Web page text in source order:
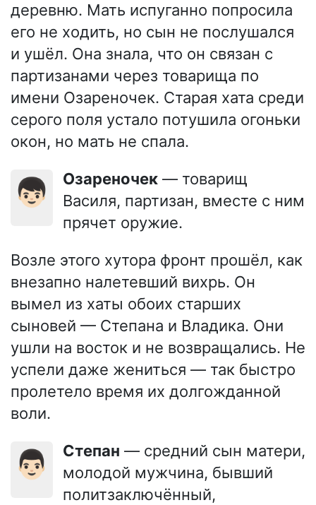
деревню. Мать испуганно попросила
его не ходить, но сын не послушался
и ушёл. Она знала, что он связан с
партизанами через товарища по
имени Озареночек. Старая хата среди
серого поля устало потушила огоньки
окон, но мать не спала.
👦🏻 Озареночек — товарищ
Василя, партизан, вместе с ним
прячет оружие.
Возле этого хутора фронт прошёл, как
внезапно налетевший вихрь. Он
вымел из хаты обоих старших
сыновей — Степана и Владика. Они
ушли на восток и не возвращались. Не
успели даже жениться — так быстро
пролетело время их долгожданной
воли.
👨🏻 Степан — средний сын матери,
молодой мужчина, бывший
политзаключённый,